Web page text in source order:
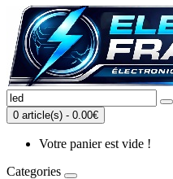
0 article(s) - 0.00€
Votre panier est vide !
Categories